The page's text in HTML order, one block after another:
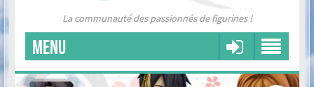
La communauté des passionnés de figurines !
MENU